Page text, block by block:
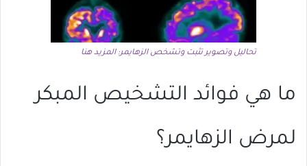
تحاليل وتصوير تثبت وتشخص الزهايمر: المزيد هنا
ما هي فوائد التشخيص المبكر
لمرض الزهايمر؟